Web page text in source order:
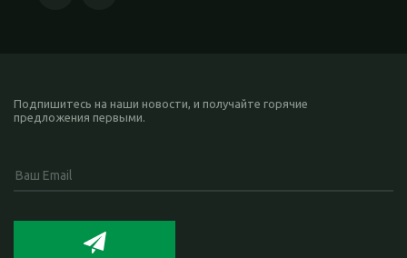
Подпишитесь на наши новости, и получайте горячие
предложения первыми.